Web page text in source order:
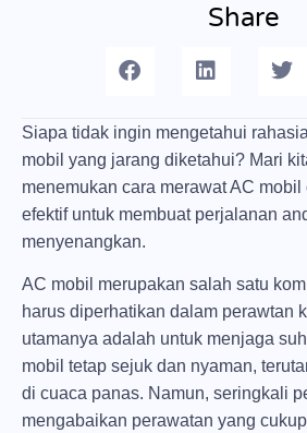
Share
Siapa tidak ingin mengetahui
mobil yang jarang diketahui? Mari
menemukan cara merawat AC
efektif untuk membuat perjalanan
menyenangkan.
AC mobil merupakan salah satu
harus diperhatikan dalam perawtan
utamanya adalah untuk menjaga
mobil tetap sejuk dan nyaman,
di cuaca panas. Namun, seringkali
mengabaikan perawatan yang